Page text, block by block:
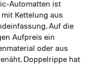
Automatten ist
Kettelung aus
Auf die
Aufpreis ein
oder aus
Doppelrippe hat